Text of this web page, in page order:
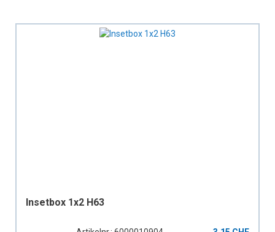
Insetbox 1x2 H63